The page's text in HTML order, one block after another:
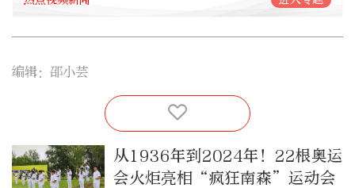
编辑：邵小芸
从1936年到2024年！22根奥运
会火炬亮相“疯狂南森”运动会